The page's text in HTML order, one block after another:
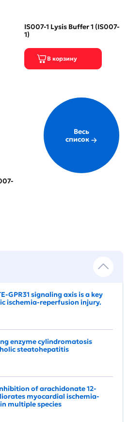
IS007-1 Lysis Buffer 1 (IS007-
1)
Весь
список
GPR31 signaling axis is a key
ischemia-reperfusion injury.
enzyme cylindromatosis
steatohepatitis
of arachidonate 12-
myocardial ischemia-
multiple species